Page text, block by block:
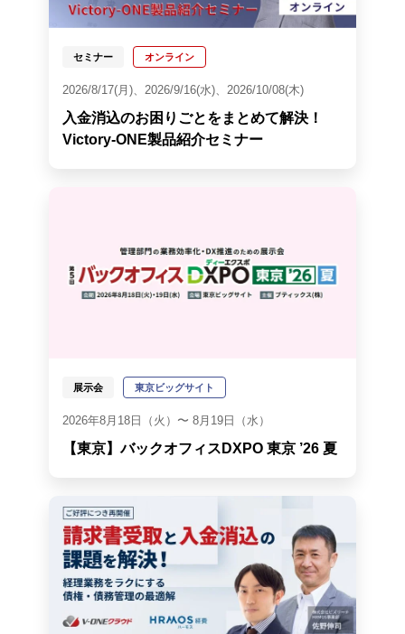
セミナー オンライン
2026/8/17(月)、2026/9/16(水)、2026/10/08(木)
入金消込のお困りごとをまとめて解決！
Victory-ONE製品紹介セミナー
展示会 東京ビッグサイト
2026年8月18日（火）〜 8月19日（水）
【東京】バックオフィスDXPO 東京 ’26 夏